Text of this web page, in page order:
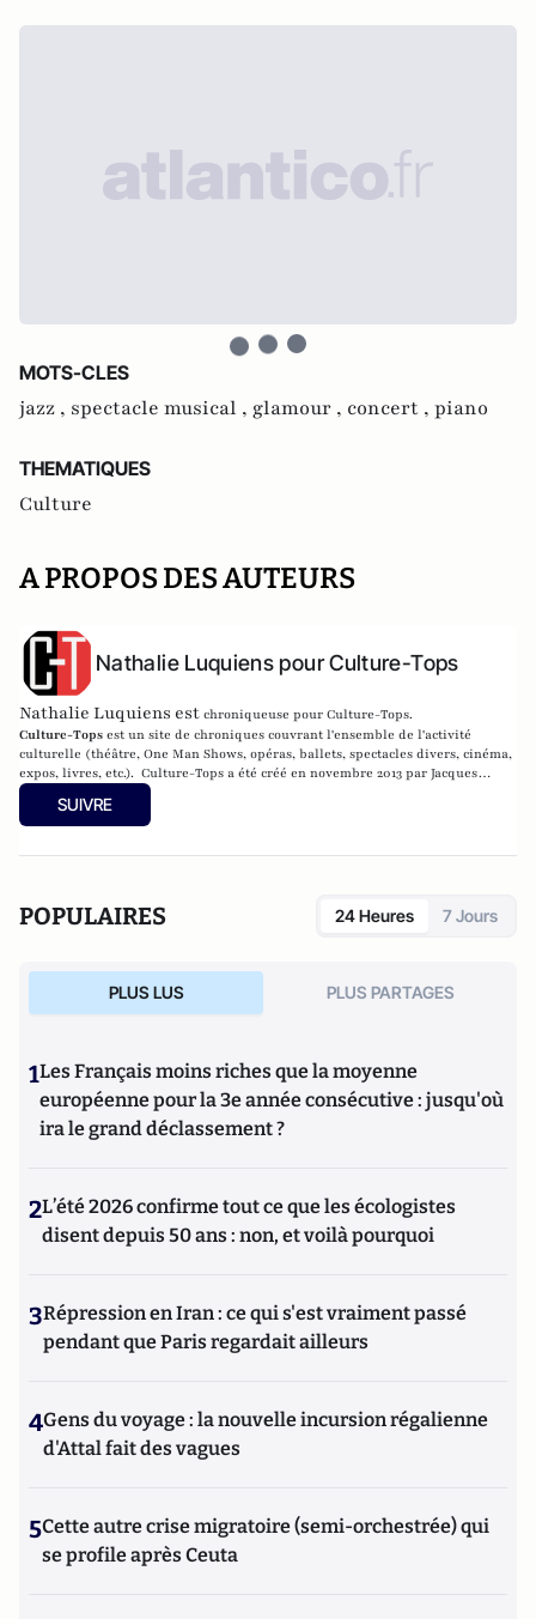
MOTS-CLES
jazz , spectacle musical , glamour , concert , piano
THEMATIQUES
Culture
A PROPOS DES AUTEURS
Nathalie Luquiens pour Culture-Tops
Nathalie Luquiens est chroniqueuse pour Culture-Tops.
Culture-Tops est un site de chroniques couvrant l'ensemble de l'activité
culturelle (théâtre, One Man Shows, opéras, ballets, spectacles divers, cinéma,
expos, livres, etc.). Culture-Tops a été créé en novembre 2013 par Jacques
Paugam , journaliste et écrivain, et son fils, Gabriel Lecarpentier-Paugam, 23
ans, en Master d'école de commerce, et grand amateur de One Man Shows.
SUIVRE
POPULAIRES 24 Heures 7 Jours
PLUS LUS PLUS PARTAGES
1Les Français moins riches que la moyenne
européenne pour la 3e année consécutive : jusqu'où
ira le grand déclassement ?
2L’été 2026 confirme tout ce que les écologistes
disent depuis 50 ans : non, et voilà pourquoi
3Répression en Iran : ce qui s'est vraiment passé
pendant que Paris regardait ailleurs
4Gens du voyage : la nouvelle incursion régalienne
d'Attal fait des vagues
5Cette autre crise migratoire (semi-orchestrée) qui
se profile après Ceuta